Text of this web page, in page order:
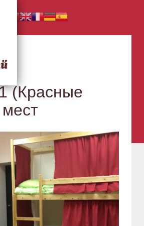
(Красные